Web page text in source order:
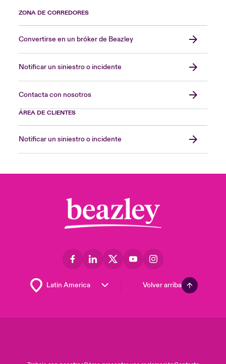
ZONA DE CORREDORES
Convertirse en un bróker de Beazley
Notificar un siniestro o incidente
Contacta con nosotros
ÁREA DE CLIENTES
Notificar un siniestro o incidente
Volver arriba